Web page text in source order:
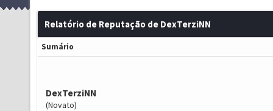
Relatório de Reputação de DexTerziNN
Sumário
DexTerziNN
(Novato)